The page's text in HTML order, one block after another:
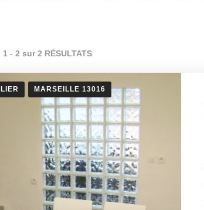
- 2 sur 2 RÉSULTATS
MARSEILLE 13016